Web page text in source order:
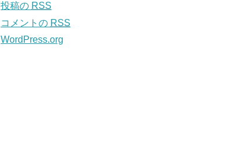
投稿の RSS
コメントの RSS
WordPress.org